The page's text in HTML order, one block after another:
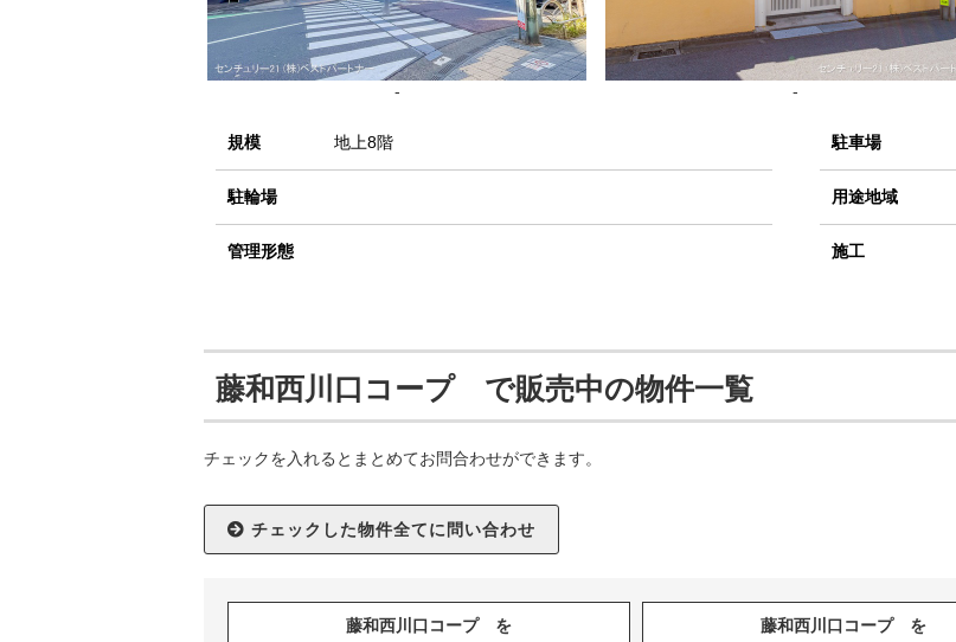
- -
規模 地上8階
駐輪場
管理形態
駐車場
用途地域
施工
藤和西川口コープ で販売中の物件一覧
チェックを入れるとまとめてお問合わせができます。
藤和西川口コープ を 藤和西川口コープ を